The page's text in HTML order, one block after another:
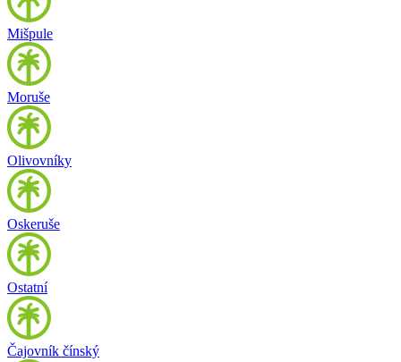
Mišpule
Moruše
Olivovníky
Oskeruše
Ostatní
Čajovník čínský